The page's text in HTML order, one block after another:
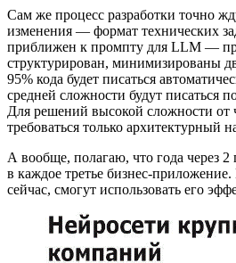
Сам же процесс разработки точно
изменения — формат технических
приближен к промпту для LLM —
структурирован, минимизированы
95% кода будет писаться
средней сложности будут писаться
Для решений высокой сложности от
требоваться только архитектурный
А вообще, полагаю, что года через 2
в каждое третье
сейчас, смогут использовать его